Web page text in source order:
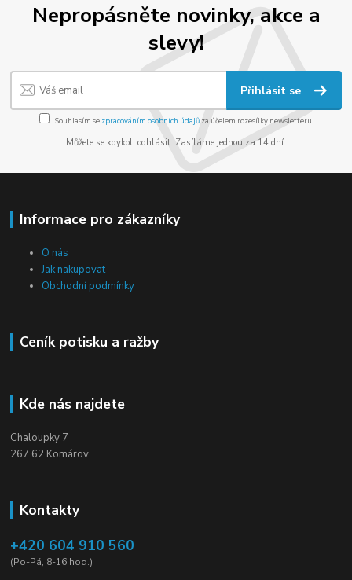
Nepropásněte novinky, akce a
slevy!
Přihlásit se
Souhlasím se zpracováním osobních údajůza účelem rozesílky newsletteru.
Můžete se kdykoli odhlásit. Zasíláme jednou za 14 dní.
Informace pro zákazníky
O nás
Jak nakupovat
Obchodní podmínky
Ceník potisku a ražby
Kde nás najdete
Chaloupky 7
267 62 Komárov
Kontakty
+420 604 910 560
(Po-Pá, 8-16 hod.)